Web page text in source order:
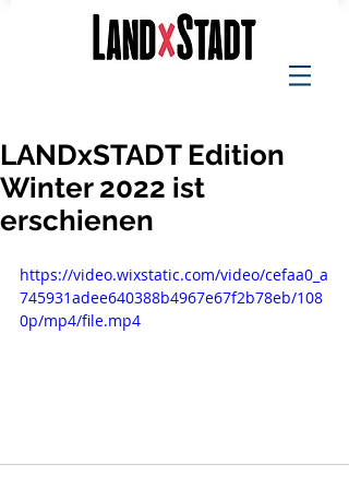
LANDxSTADT Edition
Winter 2022 ist
erschienen
https://video.wixstatic.com/video/cefaa0_a
745931adee640388b4967e67f2b78eb/108
0p/mp4/file.mp4